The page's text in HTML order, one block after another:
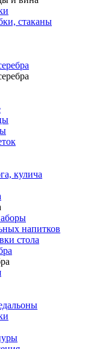
стаканы
кулича
напитков
стола